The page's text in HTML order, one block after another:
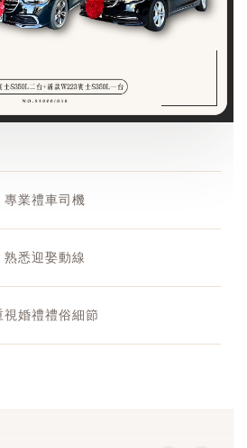
專業禮車司機
熟悉迎娶動線
視婚禮禮俗細節